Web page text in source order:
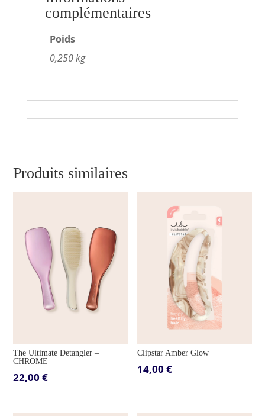
complémentaires
Poids
0,250 kg
Produits similaires
The Ultimate Detangler –
CHROME
22,00€
Clipstar Amber Glow
14,00€